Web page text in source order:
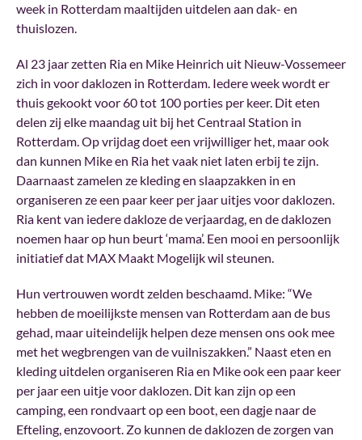
week in Rotterdam maaltijden uitdelen aan dak- en
thuislozen.
Al 23 jaar zetten Ria en Mike Heinrich uit Nieuw-Vossemeer
zich in voor daklozen in Rotterdam. Iedere week wordt er
thuis gekookt voor 60 tot 100 porties per keer. Dit eten
delen zij elke maandag uit bij het Centraal Station in
Rotterdam. Op vrijdag doet een vrijwilliger het, maar ook
dan kunnen Mike en Ria het vaak niet laten erbij te zijn.
Daarnaast zamelen ze kleding en slaapzakken in en
organiseren ze een paar keer per jaar uitjes voor daklozen.
Ria kent van iedere dakloze de verjaardag, en de daklozen
noemen haar op hun beurt ‘mama’. Een mooi en persoonlijk
initiatief dat MAX Maakt Mogelijk wil steunen.
Hun vertrouwen wordt zelden beschaamd. Mike: “We
hebben de moeilijkste mensen van Rotterdam aan de bus
gehad, maar uiteindelijk helpen deze mensen ons ook mee
met het wegbrengen van de vuilniszakken.” Naast eten en
kleding uitdelen organiseren Ria en Mike ook een paar keer
per jaar een uitje voor daklozen. Dit kan zijn op een
camping, een rondvaart op een boot, een dagje naar de
Efteling, enzovoort. Zo kunnen de daklozen de zorgen van